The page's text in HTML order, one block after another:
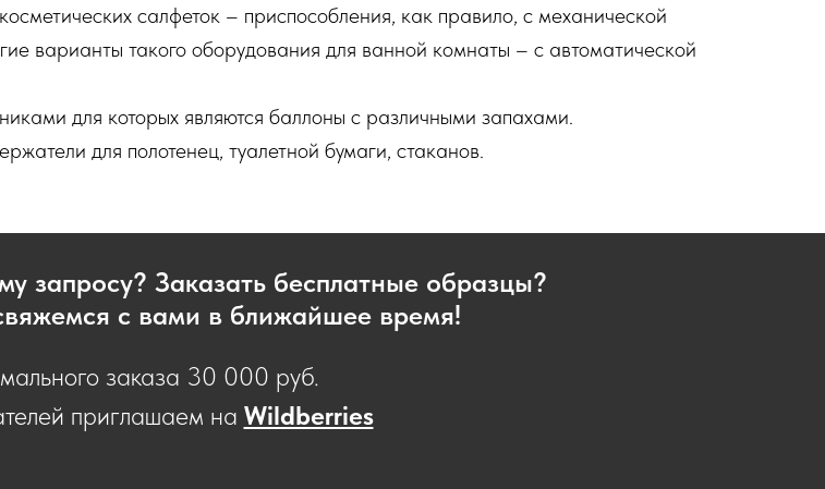
салфеток – приспособления, как правило, с механической
варианты такого оборудования для ванной комнаты – с автоматической
для которых являются баллоны с различными запахами.
для полотенец, туалетной бумаги, стаканов.
запросу? Заказать бесплатные образцы?
с вами в ближайшее время!
заказа 30 000 руб.
приглашаем на Wildberries